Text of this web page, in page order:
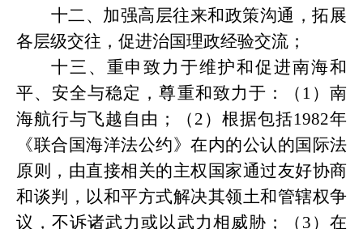
十二、加强高层往来和政策沟通，拓展
各层级交往，促进治国理政经验交流；
十三、重申致力于维护和促进南海和
平、安全与稳定，尊重和致力于：（ 1）南
海航行与飞越自由；（2）根据包括1982年
《联合国海洋法公约》在内的公认的国际法
原则，由直接相关的主权国家通过友好协商
和谈判，以和平方式解决其领土和管辖权争
议，不诉诸武力或以武力相威胁；（3）在